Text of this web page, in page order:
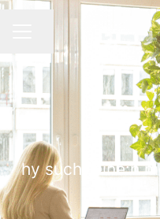
hy sucht eine:n